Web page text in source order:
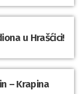
u Hrašćici!
– Krapina